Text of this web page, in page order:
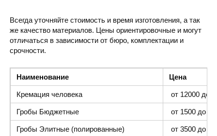
Всегда уточняйте стоимость и время изготовления, а так
же качество материалов. Цены ориентировочные и могут
отличаться в зависимости от бюро, комплектации и
срочности.
Наименование Цена
Кремация человека от 12000 до
Гробы Бюджетные от 1500 до
Гробы Элитные (полированные) от 3500 до